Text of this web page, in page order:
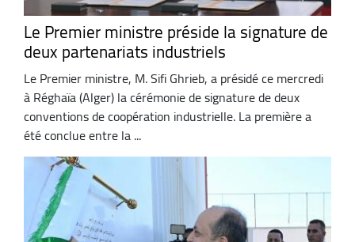
Le Premier ministre préside la signature de
deux partenariats industriels
Le Premier ministre, M. Sifi Ghrieb, a présidé ce mercredi
à Réghaïa (Alger) la cérémonie de signature de deux
conventions de coopération industrielle. La première a
été conclue entre la ...